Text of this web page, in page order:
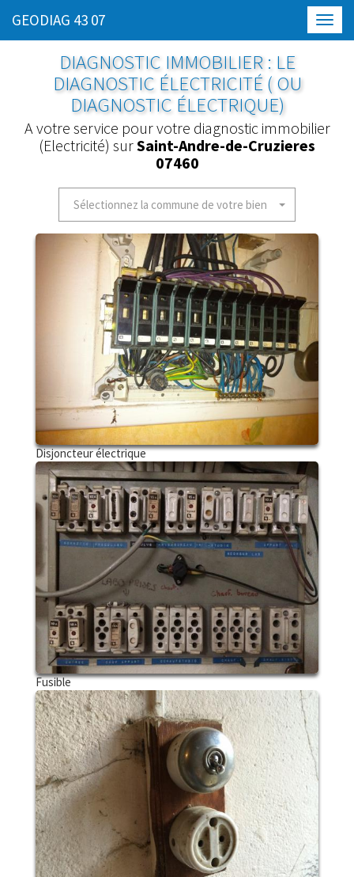
GEODIAG 43 07
DIAGNOSTIC IMMOBILIER : LE
DIAGNOSTIC ÉLECTRICITÉ ( OU
DIAGNOSTIC ÉLECTRIQUE)
A votre service pour votre diagnostic immobilier
(Electricité) surSaint-Andre-de-Cruzieres
07460
Sélectionnez la commune de votre bien
Disjoncteur électrique
Fusible